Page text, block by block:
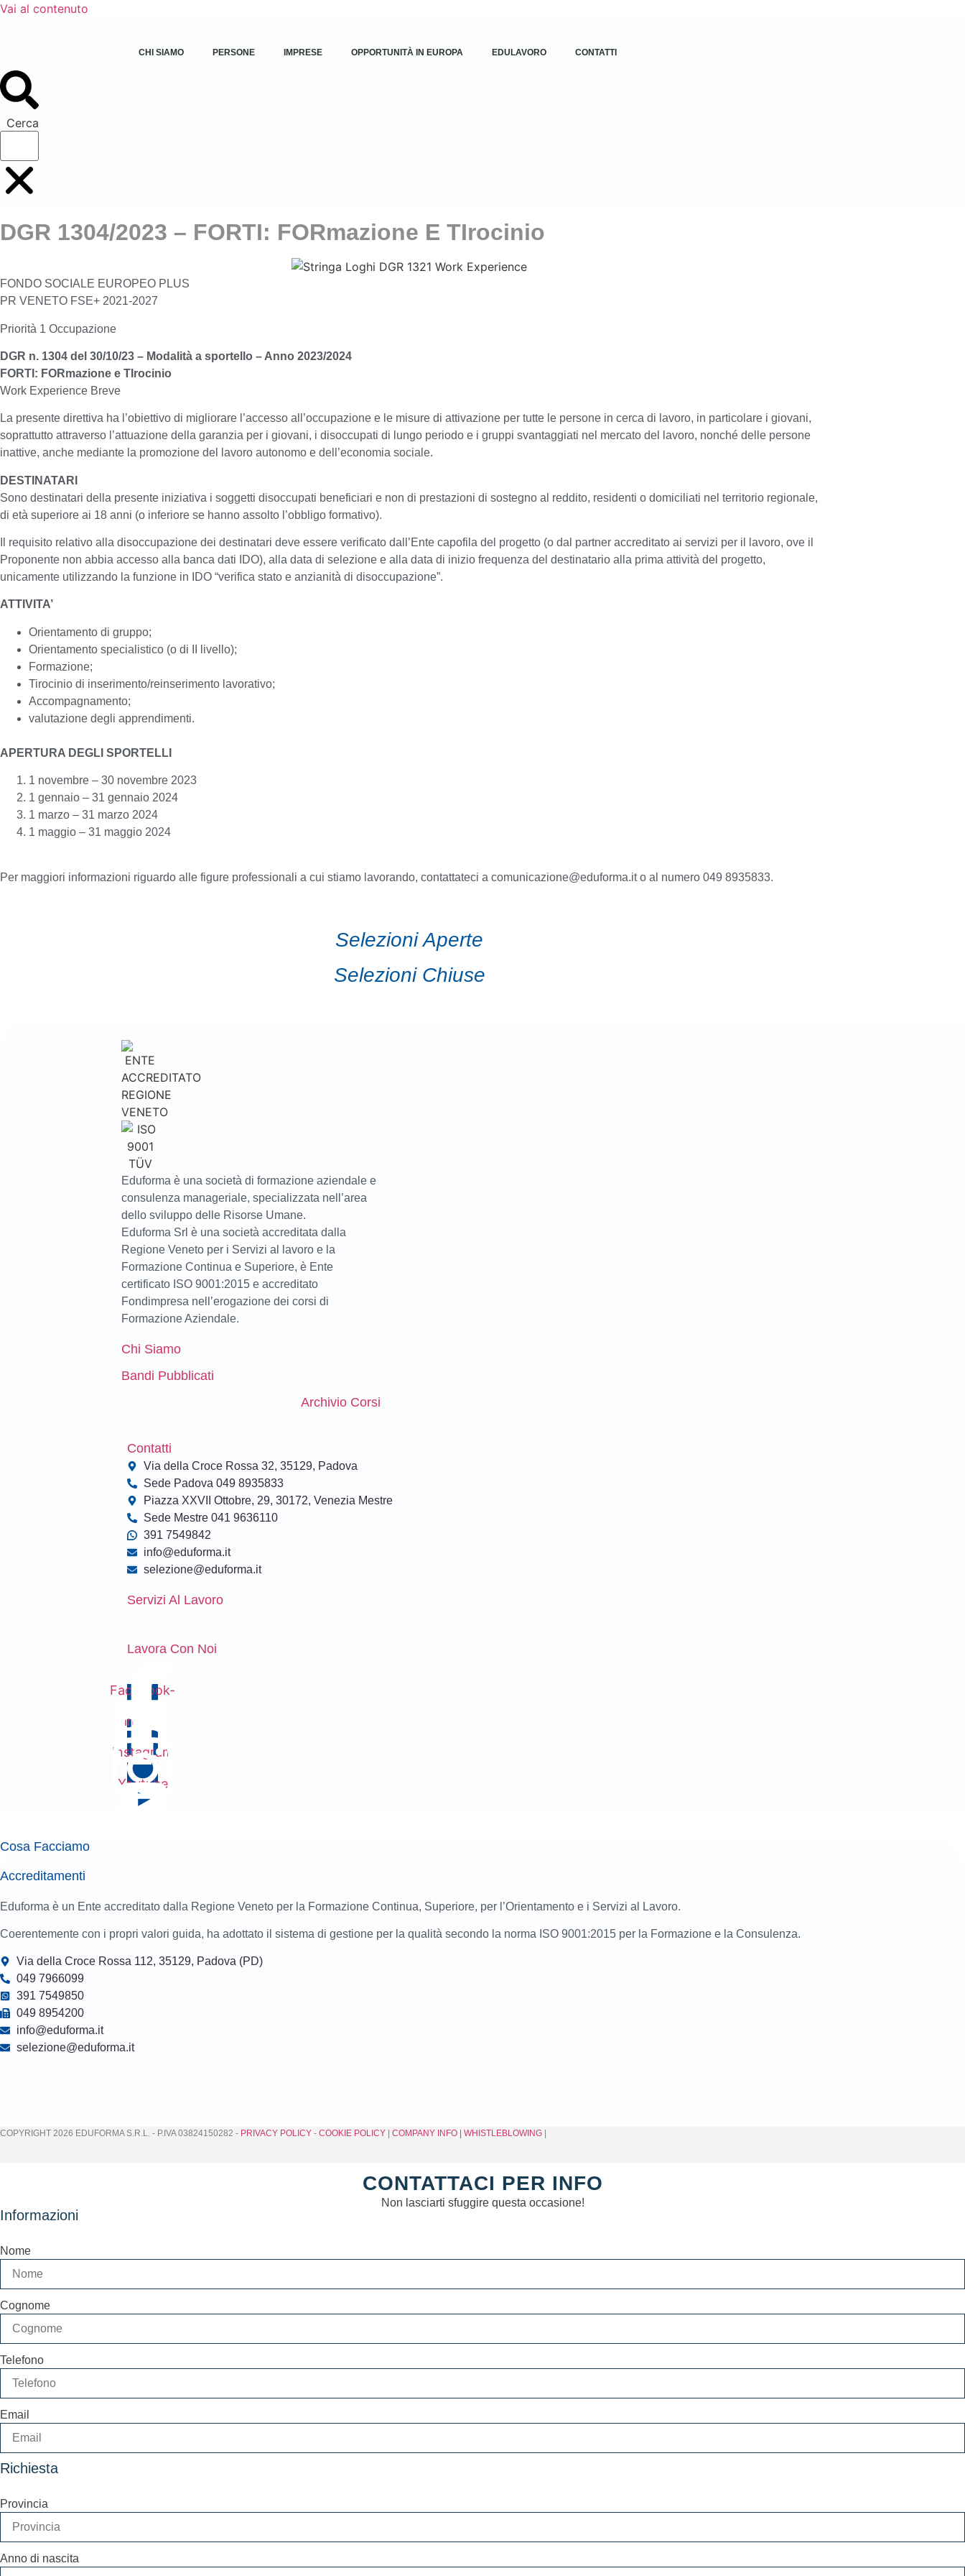
Vai al contenuto
CHI SIAMO PERSONE IMPRESE OPPORTUNITÀ IN EUROPA EDULAVORO CONTATTI
Cerca
DGR 1304/2023 – FORTI: FORmazione E TIrocinio
FONDO SOCIALE EUROPEO PLUS
PR VENETO FSE+ 2021-2027
Priorità 1 Occupazione
DGR n. 1304 del 30/10/23 – Modalità a sportello – Anno 2023/2024
FORTI: FORmazione e TIrocinio
Work Experience Breve
La presente direttiva ha l’obiettivo di migliorare l’accesso all’occupazione e le misure di attivazione per tutte le persone in cerca di lavoro, in particolare i giovani,
soprattutto attraverso l’attuazione della garanzia per i giovani, i disoccupati di lungo periodo e i gruppi svantaggiati nel mercato del lavoro, nonché delle persone
inattive, anche mediante la promozione del lavoro autonomo e dell’economia sociale.
DESTINATARI
Sono destinatari della presente iniziativa i soggetti disoccupati beneficiari e non di prestazioni di sostegno al reddito, residenti o domiciliati nel territorio regionale,
di età superiore ai 18 anni (o inferiore se hanno assolto l’obbligo formativo).
Il requisito relativo alla disoccupazione dei destinatari deve essere verificato dall’Ente capofila del progetto (o dal partner accreditato ai servizi per il lavoro, ove il
Proponente non abbia accesso alla banca dati IDO), alla data di selezione e alla data di inizio frequenza del destinatario alla prima attività del progetto,
unicamente utilizzando la funzione in IDO “verifica stato e anzianità di disoccupazione”.
ATTIVITA’
Orientamento di gruppo;
Orientamento specialistico (o di II livello);
Formazione;
Tirocinio di inserimento/reinserimento lavorativo;
Accompagnamento;
valutazione degli apprendimenti.
APERTURA DEGLI SPORTELLI
1 novembre – 30 novembre 2023
1 gennaio – 31 gennaio 2024
1 marzo – 31 marzo 2024
1 maggio – 31 maggio 2024
Per maggiori informazioni riguardo alle figure professionali a cui stiamo lavorando, contattateci a comunicazione@eduforma.it o al numero 049 8935833.
Selezioni Aperte
Selezioni Chiuse
Eduforma è una società di formazione aziendale e
consulenza manageriale, specializzata nell’area
dello sviluppo delle Risorse Umane.
Eduforma Srl è una società accreditata dalla
Regione Veneto per i Servizi al lavoro e la
Formazione Continua e Superiore, è Ente
certificato ISO 9001:2015 e accreditato
Fondimpresa nell’erogazione dei corsi di
Formazione Aziendale.
Chi Siamo
Bandi Pubblicati
Archivio Corsi
Contatti
Via della Croce Rossa 32, 35129, Padova
Sede Padova 049 8935833
Piazza XXVII Ottobre, 29, 30172, Venezia Mestre
Sede Mestre 041 9636110
391 7549842
info@eduforma.it
selezione@eduforma.it
Servizi Al Lavoro
Lavora Con Noi
Facebook-
Linkedin
Instagram
Youtube
Cosa Facciamo
Accreditamenti
Eduforma è un Ente accreditato dalla Regione Veneto per la Formazione Continua, Superiore, per l’Orientamento e i Servizi al Lavoro.
Coerentemente con i propri valori guida, ha adottato il sistema di gestione per la qualità secondo la norma ISO 9001:2015 per la Formazione e la Consulenza.
Via della Croce Rossa 112, 35129, Padova (PD)
049 7966099
391 7549850
049 8954200
info@eduforma.it
selezione@eduforma.it
COPYRIGHT 2026 EDUFORMA S.R.L. - P.IVA 03824150282 - PRIVACY POLICY - COOKIE POLICY | COMPANY INFO | WHISTLEBLOWING |
CONTATTACI PER INFO
Non lasciarti sfuggire questa occasione!
Informazioni
Nome
Cognome
Telefono
Email
Richiesta
Provincia
Anno di nascita